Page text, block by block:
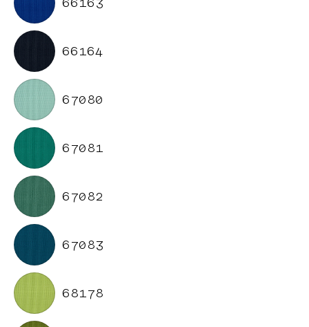
66164
67080
67081
67082
67083
68178